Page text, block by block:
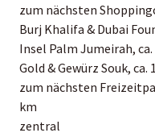
zum nächsten
Burj Khalifa & Dubai
Insel Palm Jumeirah, ca.
Gold & Gewürz Souk, ca.
zum nächsten
km
zentral